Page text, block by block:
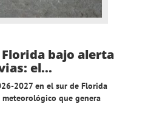
bajo alerta
el...
2027 en el sur de Florida
que genera